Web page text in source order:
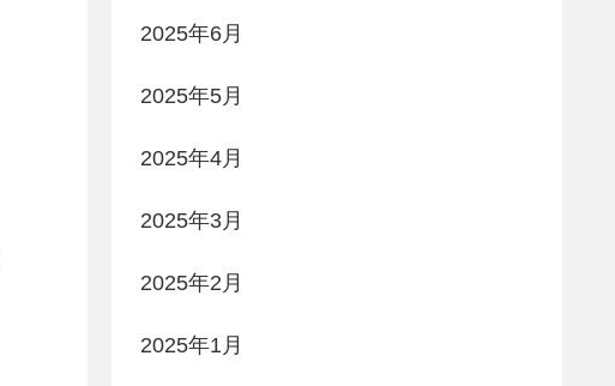
2025年6月
2025年5月
2025年4月
2025年3月
2025年2月
2025年1月